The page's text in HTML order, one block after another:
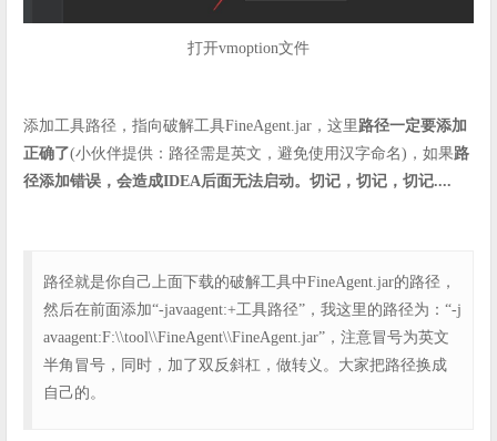
打开vmoption文件
添加工具路径，指向破解工具FineAgent.jar，这里 路径一定要添加
正确了(小伙伴提供：路径需是英文，避免使用汉字命名)，如果路
径添加错误，会造成IDEA后面无法启动。切记，切记，切记....
路径就是你自己上面下载的破解工具中FineAgent.jar的路径，
然后在前面添加“-javaagent:+工具路径”，我这里的路径为：“-j
avaagent:F:\\tool\\FineAgent\\FineAgent.jar”，注意冒号为英文
半角冒号，同时，加了双反斜杠，做转义。大家把路径换成
自己的。